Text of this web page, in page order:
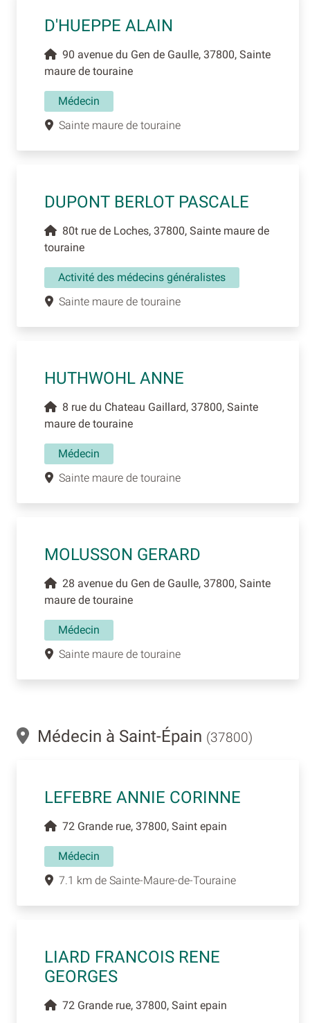
D'HUEPPE ALAIN
90 avenue du Gen de Gaulle, 37800, Sainte
maure de touraine
Médecin
Sainte maure de touraine
DUPONT BERLOT PASCALE
80t rue de Loches, 37800, Sainte maure de
touraine
Activité des médecins généralistes
Sainte maure de touraine
HUTHWOHL ANNE
8 rue du Chateau Gaillard, 37800, Sainte
maure de touraine
Médecin
Sainte maure de touraine
MOLUSSON GERARD
28 avenue du Gen de Gaulle, 37800, Sainte
maure de touraine
Médecin
Sainte maure de touraine
Médecin à Saint-Épain (37800)
LEFEBRE ANNIE CORINNE
72 Grande rue, 37800, Saint epain
Médecin
7.1 km de Sainte-Maure-de-Touraine
LIARD FRANCOIS RENE
GEORGES
72 Grande rue, 37800, Saint epain